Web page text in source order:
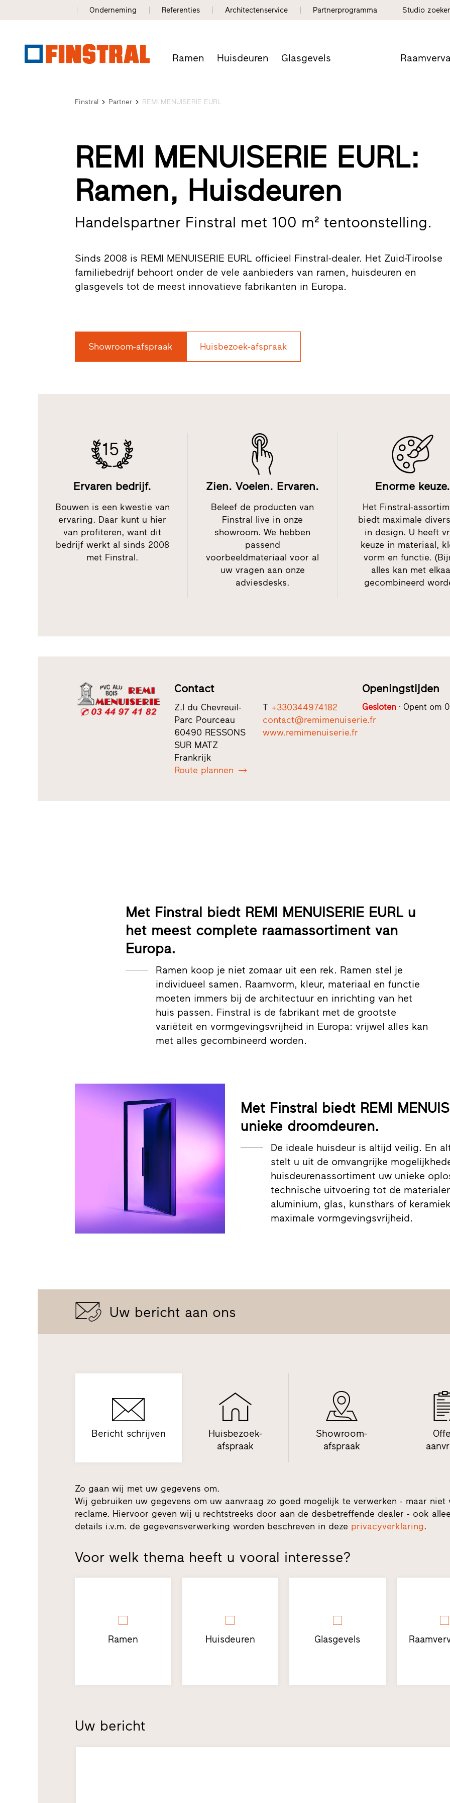
Onderneming Referenties Architectenservice Partnerprogramma Studio
Ramen Huisdeuren Glasgevels
Finstral Partner REMI MENUISERIE EURL
REMI MENUISERIE EURL:
Ramen, Huisdeuren
Handelspartner Finstral met 100 m² tentoonstelling.
Sinds 2008 is REMI MENUISERIE EURL officieel Finstral-dealer. Het Zuid-Tiroolse
familiebedrijf behoort onder de vele aanbieders van ramen, huisdeuren en
glasgevels tot de meest innovatieve fabrikanten in Europa.
Showroom-afspraak Huisbezoek-afspraak
15
Ervaren bedrijf.
Bouwen is een kwestie van
ervaring. Daar kunt u hier
van profiteren, want dit
bedrijf werkt al sinds 2008
met Finstral.
Zien. Voelen. Ervaren.
Beleef de producten van
Finstral live in onze
showroom. We hebben
passend
voorbeeldmateriaal voor al
uw vragen aan onze
adviesdesks.
Enorme keuze.
Het Finstral-
biedt maximale
in design. U heeft
keuze in materiaal,
vorm en functie.
alles kan met
gecombineerd
Contact
Z.I du Chevreuil-
Parc Pourceau
60490 RESSONS
SUR MATZ
Frankrijk
Route plannen
T +330344974182
contact@remimenuiserie.fr
www.remimenuiserie.fr
Openingstijden
Gesloten Opent om
Met Finstral biedt REMI MENUISERIE EURL u
het meest complete raamassortiment van
Europa.
Ramen koop je niet zomaar uit een rek. Ramen stel je
individueel samen. Raamvorm, kleur, materiaal en functie
moeten immers bij de architectuur en inrichting van het
huis passen. Finstral is de fabrikant met de grootste
variëteit en vormgevingsvrijheid in Europa: vrijwel alles kan
met alles gecombineerd worden.
Met Finstral biedt REMI
unieke droomdeuren.
De ideale huisdeur is altijd veilig. En
stelt u uit de omvangrijke
huisdeurenassortiment uw unieke
technische uitvoering tot de
aluminium, glas, kunsthars of
maximale vormgevingsvrijheid.
Uw bericht aan ons
Bericht schrijven
Huisbezoek-
afspraak
Showroom-
afspraak
Zo gaan wij met uw gegevens om.
Wij gebruiken uw gegevens om uw aanvraag zo goed mogelijk te verwerken - maar niet
reclame. Hiervoor geven wij u rechtstreeks door aan de desbetreffende dealer - ook
details i.v.m. de gegevensverwerking worden beschreven in deze privacyverklaring.
Voor welk thema heeft u vooral interesse?
Ramen Huisdeuren Glasgevels
Uw bericht